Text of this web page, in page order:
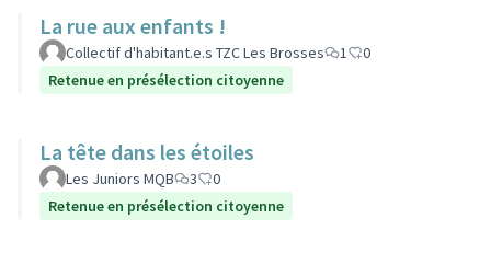
La rue aux enfants !
Collectif d'habitant.e.s TZC Les Brosses 1
0
Retenue en présélection citoyenne
La tête dans les étoiles
Les Juniors MQB 3
0
Retenue en présélection citoyenne